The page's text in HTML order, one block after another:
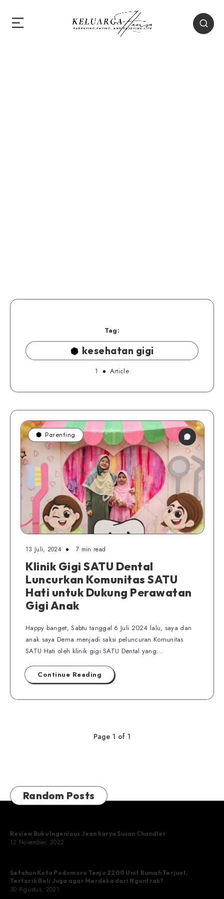
Tag:
kesehatan gigi
1 Article
Parenting
13 Juli, 2024 7 min read
Klinik Gigi SATU Dental
Luncurkan Komunitas SATU
Hati untuk Dukung Perawatan
Gigi Anak
Happy banget, Sabtu tanggal 6 Juli 2024 lalu, saya dan
anak saya Dema menjadi saksi peluncuran Komunitas
SATU Hati oleh klinik gigi SATU Dental yang…
Continue Reading
Page 1 of 1
Random Posts
Review Buku Ingenious Jean karya Susan Chandler
12 November, 2022
Setahun Kota Podomoro Tenjo 2200 Unit Rumah Terjual,
Tertarik Beli Juga agar Merdeka dari Ngontrak?
30 Agustus, 2021